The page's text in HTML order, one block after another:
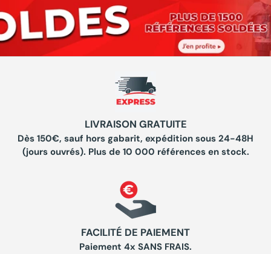
LIVRAISON GRATUITE
Dès 150€, sauf hors gabarit, expédition sous 24-48H
(jours ouvrés). Plus de 10 000 références en stock.
FACILITÉ DE PAIEMENT
Paiement 4x SANS FRAIS.